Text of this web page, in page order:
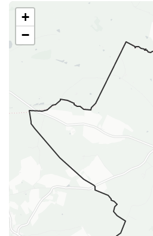
+
−